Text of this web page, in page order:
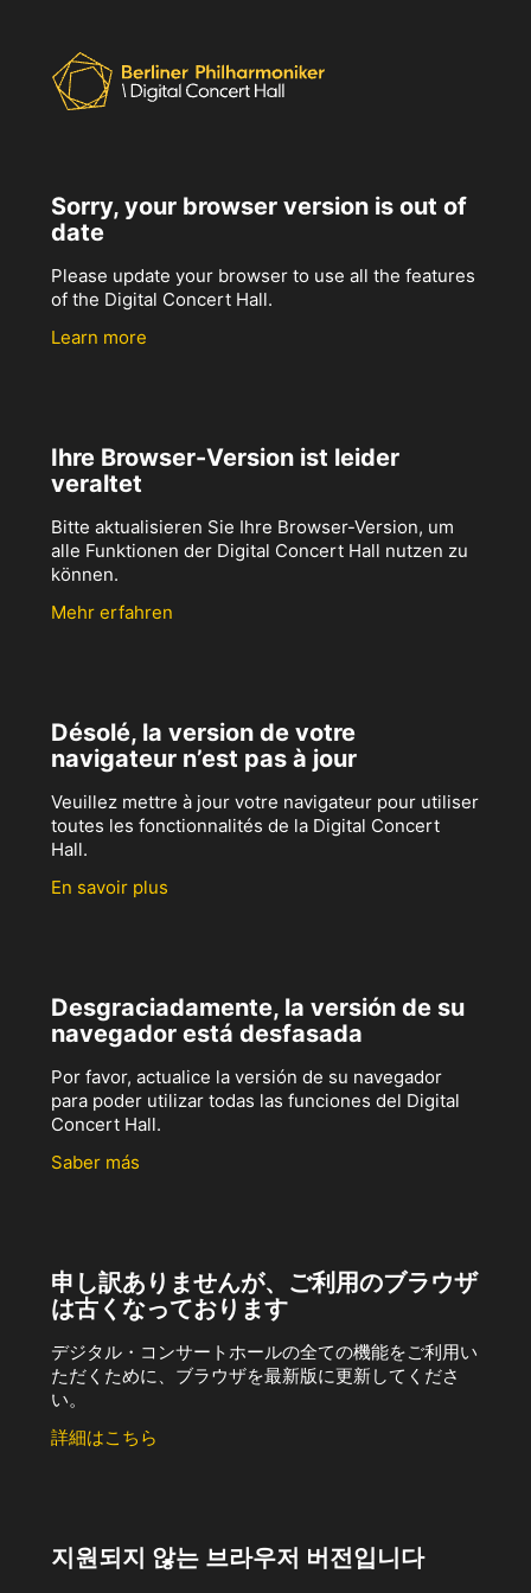
Sorry, your browser version is out of
date
Please update your browser to use all the features
of the Digital Concert Hall.
Learn more
Ihre Browser-Version ist leider
veraltet
Bitte aktualisieren Sie Ihre Browser-Version, um
alle Funktionen der Digital Concert Hall nutzen zu
können.
Mehr erfahren
Désolé, la version de votre
navigateur n’est pas à jour
Veuillez mettre à jour votre navigateur pour utiliser
toutes les fonctionnalités de la Digital Concert
Hall.
En savoir plus
Desgraciadamente, la versión de su
navegador está desfasada
Por favor, actualice la versión de su navegador
para poder utilizar todas las funciones del Digital
Concert Hall.
Saber más
申し訳ありませんが、ご利用のブラウザ
は古くなっております
デジタル・コンサートホールの全ての機能をご利用い
ただくために、ブラウザを最新版に更新してくださ
い。
詳細はこちら
지원되지 않는 브라우저 버전입니다